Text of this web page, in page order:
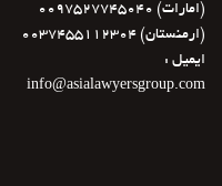
(امارات) 0097527745040
(ارمنستان) 0037455112304
ایمیل :
info@asialawyersgroup.com